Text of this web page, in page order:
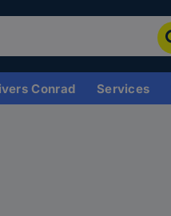
Conrad Services